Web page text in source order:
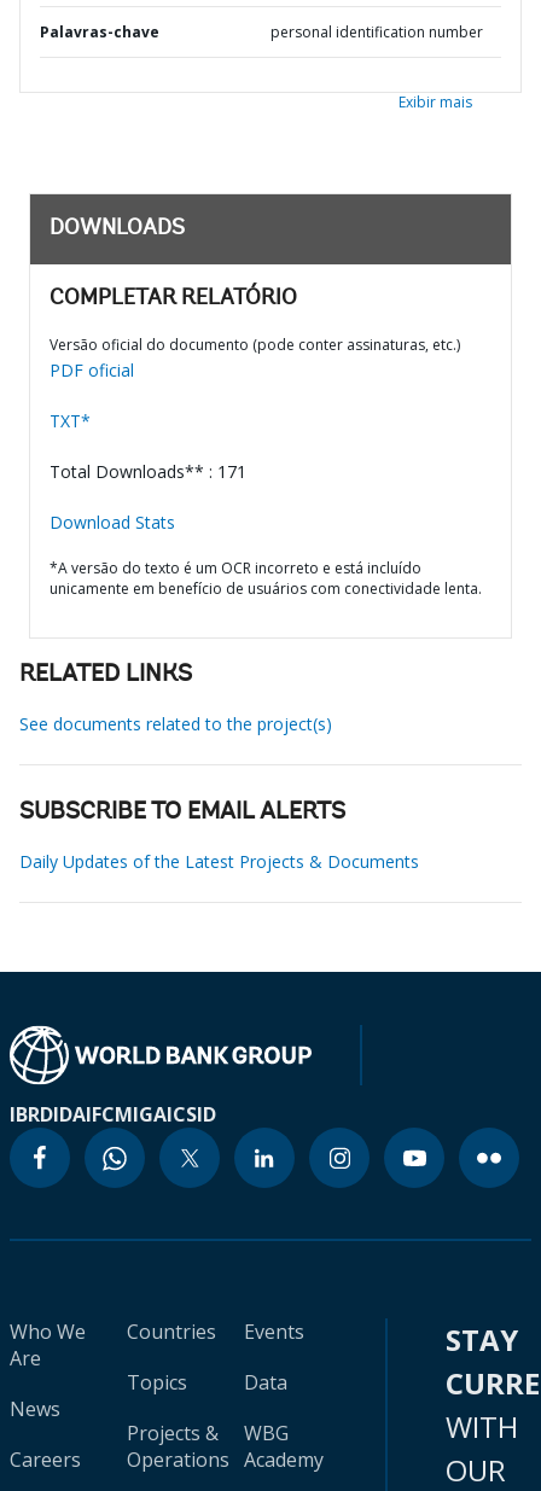
Palavras-chave personal identification number
Exibir mais
DOWNLOADS
COMPLETAR RELATÓRIO
Versão oficial do documento (pode conter assinaturas, etc.)
PDF oficial
TXT*
Total Downloads** : 171
Download Stats
*A versão do texto é um OCR incorreto e está incluído
unicamente em benefício de usuários com conectividade lenta.
RELATED LINKS
See documents related to the project(s)
SUBSCRIBE TO EMAIL ALERTS
Daily Updates of the Latest Projects & Documents
IBRDIDAIFCMIGAICSID
Who We
Are
News
Careers
Countries
Topics
Projects &
Operations
Events
Data
WBG
Academy
STAY
WITH
OUR